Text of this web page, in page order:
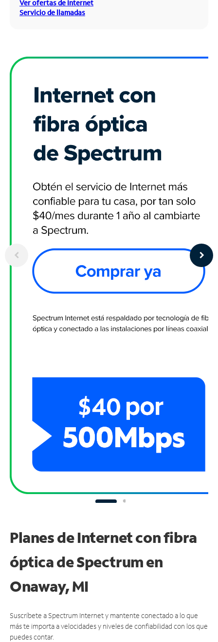
Ver ofertas de Internet
Servicio de llamadas
Planes de Internet con fibra
óptica de Spectrum en
Onaway, MI
Suscríbete a Spectrum Internet y mantente conectado a lo que
más te importa a velocidades y niveles de confiabilidad con los que
puedes contar.